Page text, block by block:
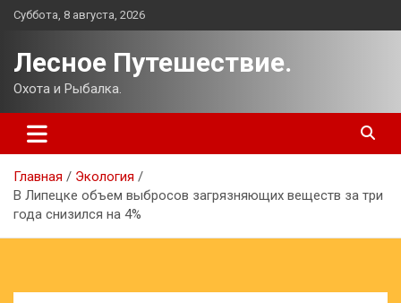
Перейти
Суббота, 8 августа, 2026
Лесное Путешествие.
Охота и Рыбалка.
Главная
Экология
В Липецке объем выбросов загрязняющих веществ за три
года снизился на 4%